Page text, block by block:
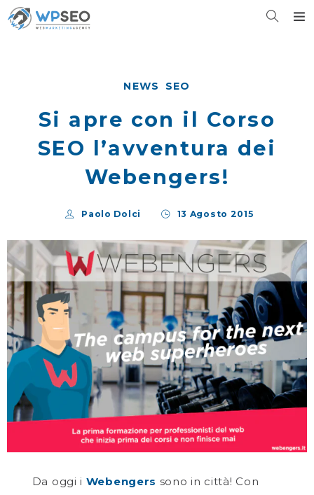
NEWS SEO
Si apre con il Corso
SEO l’avventura dei
Webengers!
Paolo Dolci 13 Agosto 2015
Da oggi i Webengers sono in città! Con